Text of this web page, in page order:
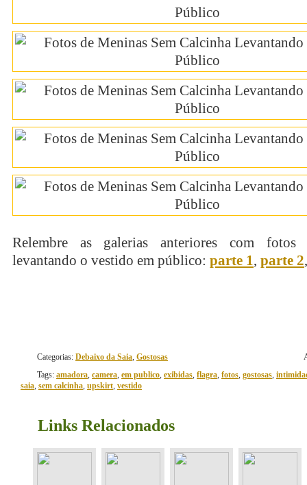
Relembre as galerias anteriores com fotos
levantando o vestido em público: parte 1, parte 2
Categorias: Debaixo da Saia, Gostosas
Tags: amadora, camera, em publico, exibidas, flagra, fotos, gostosas,
saia, sem calcinha, upskirt, vestido
Links Relacionados